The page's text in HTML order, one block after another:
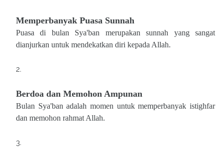
Memperbanyak Puasa Sunnah
Puasa di bulan Sya'ban merupakan sunnah yang sangat
dianjurkan untuk mendekatkan diri kepada Allah.
Berdoa dan Memohon Ampunan
Bulan Sya'ban adalah momen untuk memperbanyak istighfar
dan memohon rahmat Allah.